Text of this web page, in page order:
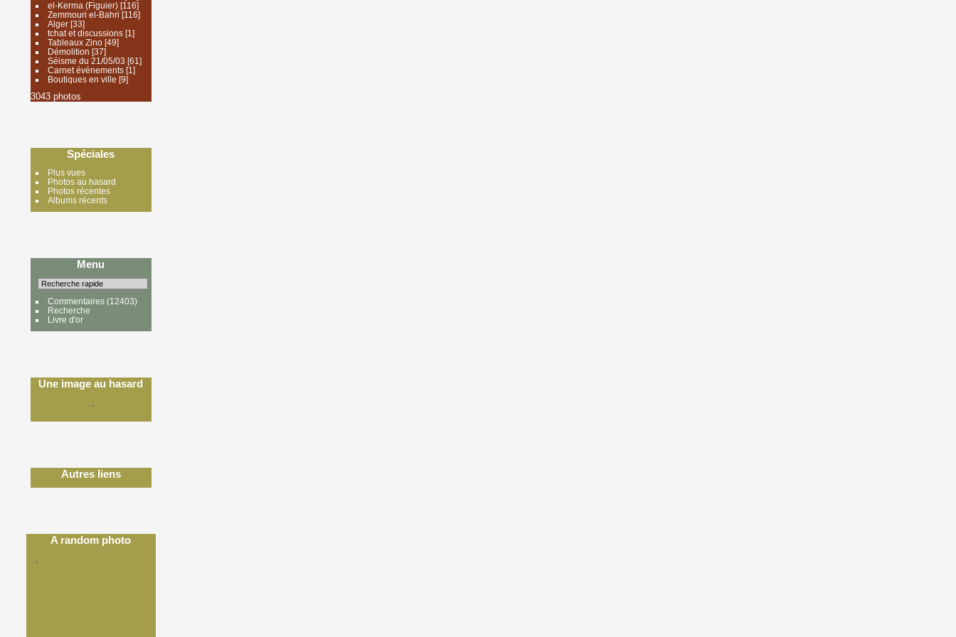
el-Kerma (Figuier)[116]
Zemmouri el-Bahri [116]
Alger[33]
tchat et discussions[1]
Tableaux Zino[49]
Démolition [37]
Séisme du 21/05/03 [61]
Carnet événements[1]
Boutiques en ville [9]
3043 photos
Spéciales
Plus vues
Photos au hasard
Photos récentes
Albums récents
Menu
Commentaires(12403)
Recherche
Livre d'or
Une image au hasard
Autres liens
A random photo